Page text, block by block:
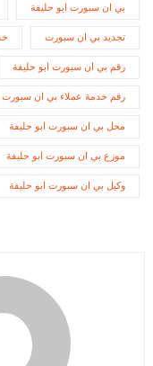
بي ان سبورت ابو حليفة
تجديد بي ان سبورت
رقم بي ان سبورت ابو حليفة
رقم خدمة عملاء بي ان سبورت
محل بي ان سبورت ابو حليفة
موزع بي ان سبورت ابو حليفة
وكيل بي ان سبورت ابو حليفة